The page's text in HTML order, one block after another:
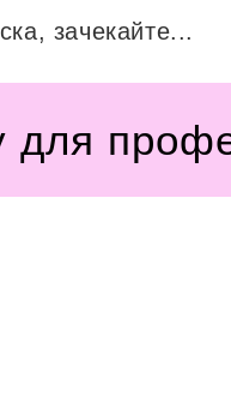
зачекайте...